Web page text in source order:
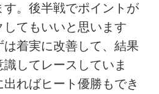
。後半戦でポイントが
てもいいと思います
着実に改善して、結果
してレースしていま
ればヒート優勝もでき